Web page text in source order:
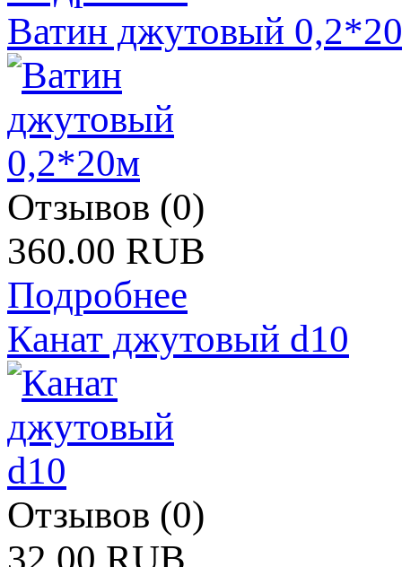
Ватин джутовый
Отзывов (0)
360.00 RUB
Подробнее
Канат джутовый d10
Отзывов (0)